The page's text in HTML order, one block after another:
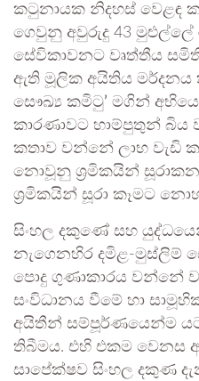
කටුනායක නිදහස් වෙළඳ
ගෙවුනු අවුරුදු 43 මුළුල්ලේ
සේවිකාවනට වෘත්තීය
ඇති මූලික අයිතිය මර්දනය
සෞඛ්‍ය කමිටු’ මගින්
කාරණාවට හාම්පුතුන්
කතාව වන්නේ ලාභ වැඩි
නොවූනු ශ‍්‍රමිකයින් සූරාකන
ශ‍්‍රමිකයින් සූරා කෑමට
සිංහල දකුණේ සහ
නැගෙනහිර දමිළ-මුස්ලිම්
පොදු ගුණාකාරය වන්නේ
සංවිධානය වීමේ හා
අයිතීන් සම්පූර්ණයෙන්ම
තිබීමය. එහි එකම වෙනස
සාපේක්ෂව සිංහල දකුණ